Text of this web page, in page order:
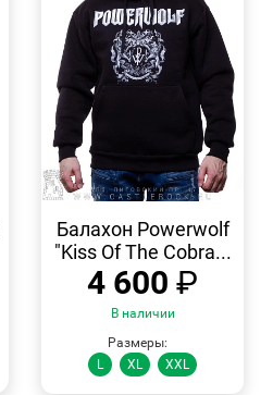
ПРОСМОТР
Балахон Powerwolf
"Kiss Of The Cobra...
4 600 ₽
В наличии
Размеры:
L
XL XXL